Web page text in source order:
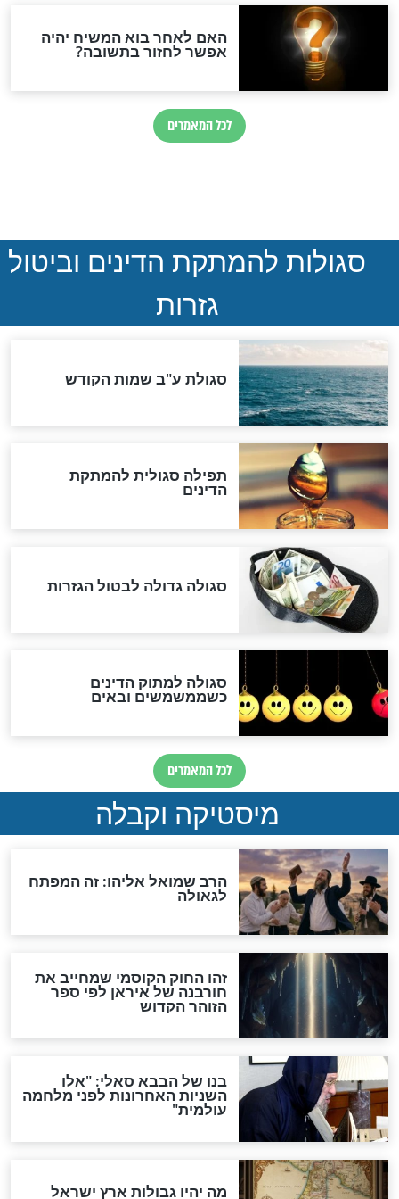
שבי חמאס:
הקשוחות
להחזיק
הרבה זמן"
"זה נס גדול" – הפיגוע שנמנע
ביישוב תקוע
חדשות יהדות
נהרגו בדרום לבנון
ההסכם החשאי של טראמפ
ואיראן: בלי שקיפות ועם הרבה
סימני שאלה
המסמך האבוד שנחשף
במרתפי מוסקבה: כתב היד
הנדיר של הרשב"ם התגלה
"מודה לקב"ה על כל השנים"
לכל המאמרים
אחרית הימים
האם אפשר לחשב את הקץ?
מה יהיה בימות המשיח?
"לפני הגאולה תהיה אפיקורסות
והכחשה גדולה מאוד של
האמונה"